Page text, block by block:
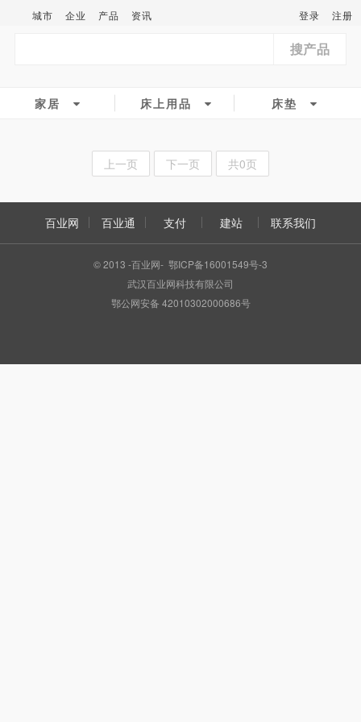
城市 企业 产品 资讯 登录 注册
搜产品
家居 床上用品 床垫
上一页 下一页 共0页
百业网 百业通 支付 建站 联系我们
© 2013 -百业网- 鄂ICP备16001549号-3
武汉百业网科技有限公司
鄂公网安备 42010302000686号